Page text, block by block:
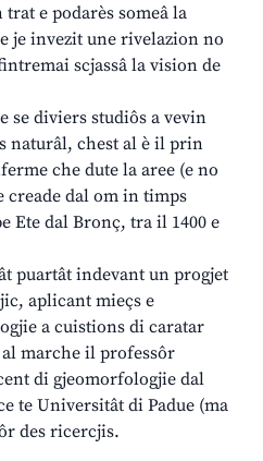
e podarès someâ la
je invezit une rivelazion no
scjassâ la vision de
se diviers studiôs a vevin
naturâl, chest al è il prin
che dute la aree (e no
creade dal om in timps
Ete dal Bronç, tra il 1400 e
puartât indevant un progjet
aplicant mieçs e
a cuistions di caratar
marche il professôr
di gjeomorfologjie dal
te Universitât di Padue (ma
des ricercjis.